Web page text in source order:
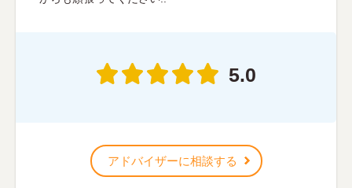
5.0
アドバイザーに相談する